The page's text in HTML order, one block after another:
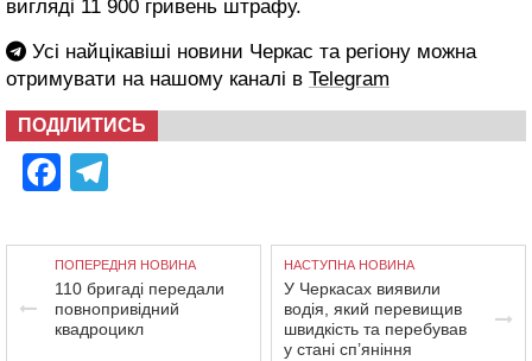
вигляді 11 900 гривень штрафу.
Усі найцікавіші новини Черкас та регіону можна
отримувати на нашому каналі в Telegram
ПОДІЛИТИСЬ
Facebook
ПОПЕРЕДНЯ НОВИНА
110 бригаді передали
повнопривідний
квадроцикл
НАСТУПНА НОВИНА
У Черкасах виявили
водія, який перевищив
швидкість та перебував
у стані сп’яніння